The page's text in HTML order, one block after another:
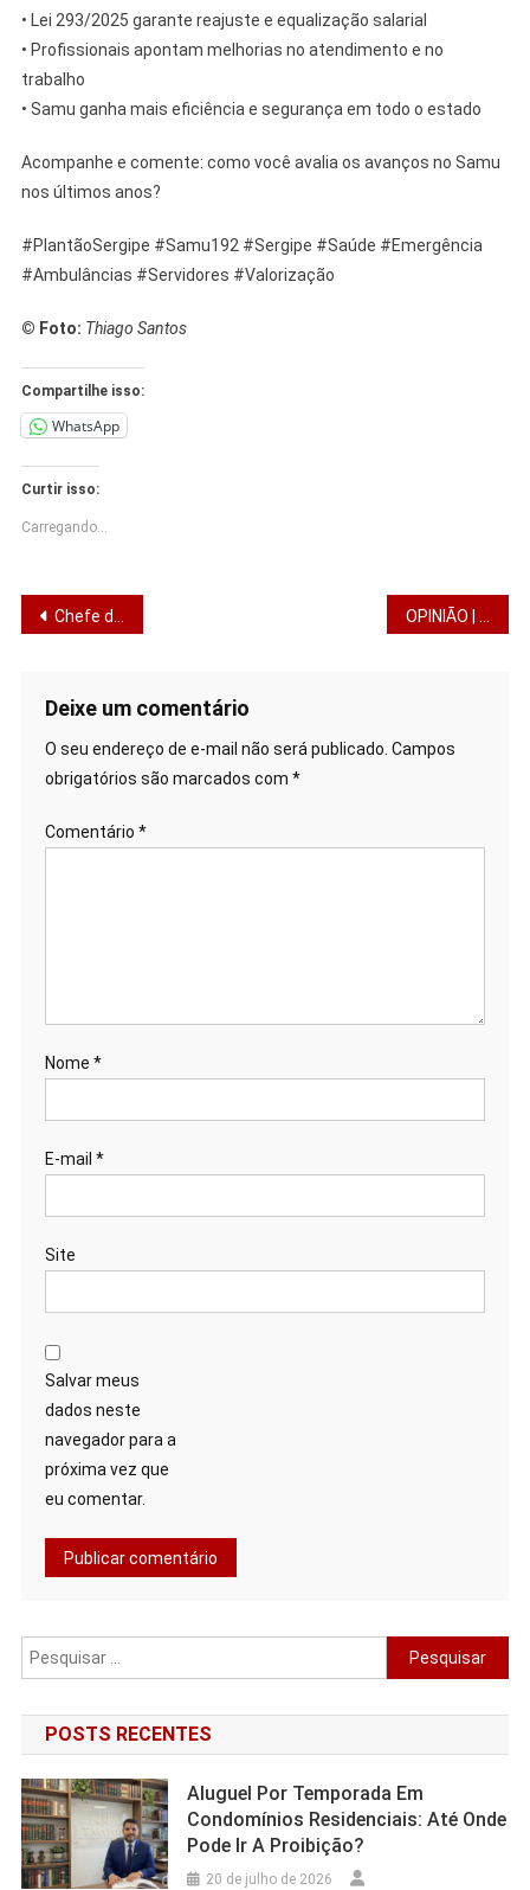
• Lei 293/2025 garante reajuste e equalização salarial
• Profissionais apontam melhorias no atendimento e no
trabalho
• Samu ganha mais eficiência e segurança em todo o estado
Acompanhe e comente: como você avalia os avanços no Samu
nos últimos anos?
#PlantãoSergipe #Samu192 #Sergipe #Saúde #Emergência
#Ambulâncias #Servidores #Valorização
© Foto: Thiago Santos
Compartilhe isso:
WhatsApp
Curtir isso:
Carregando...
Navegação
Post
Chefe do Comando Vermelho é morto após troca de tiros em operação da PM OPINIÃO | Quando a arte ultrapassa o limite do respeito ao sagrado
Deixe um comentário
O seu endereço de e-mail não será publicado. Campos
obrigatórios são marcados com *
Comentário *
Nome *
E-mail *
Site
Salvar meus
dados neste
navegador para a
próxima vez que
eu comentar.
Pesquisar
por:
POSTS RECENTES
Aluguel Por Temporada Em
Condomínios Residenciais: Até Onde
Pode Ir A Proibição?
20 de julho de 2026